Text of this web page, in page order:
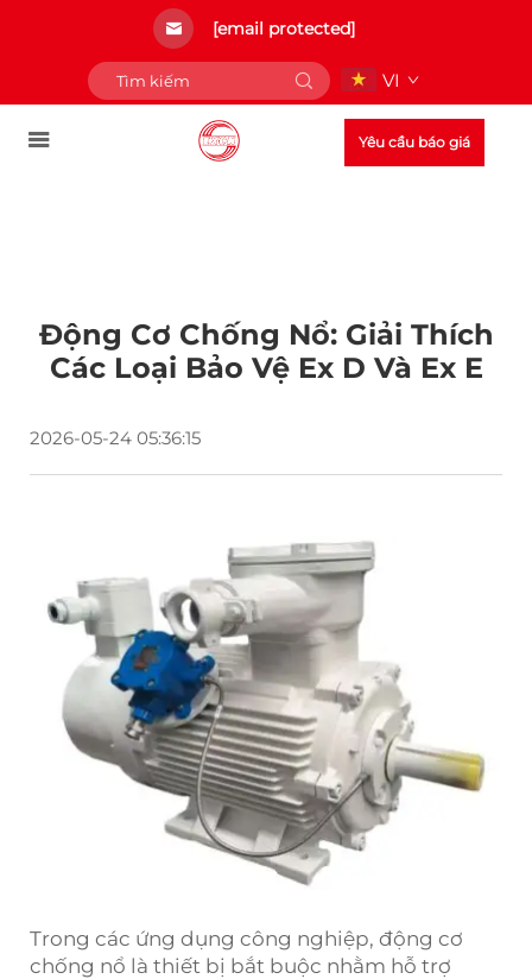
[email protected]
VI
Yêu cầu báo giá
Động Cơ Chống Nổ: Giải Thích
Các Loại Bảo Vệ Ex D Và Ex E
2026-05-24 05:36:15
Trong các ứng dụng công nghiệp, động cơ
chống nổ là thiết bị bắt buộc nhằm hỗ trợ